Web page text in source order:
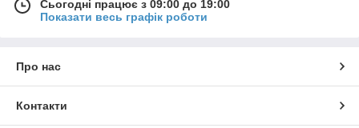
Сьогодні працює з 09:00 до 19:00
Показати весь графік роботи
Про нас
Контакти